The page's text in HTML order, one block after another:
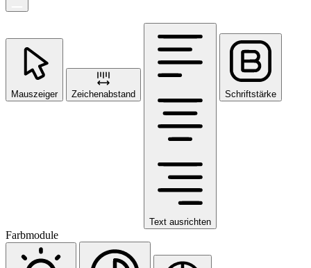
Mauszeiger Zeichenabstand
Text ausrichten
Schriftstärke
Farbmodule